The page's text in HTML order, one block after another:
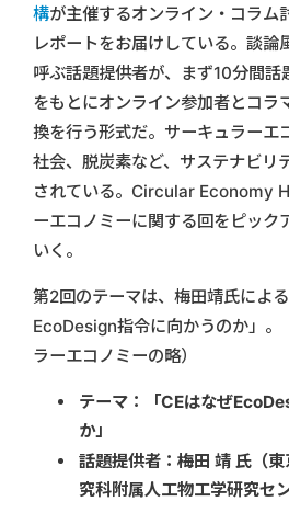
構が主催するオンライン・コラム
レポートをお届けしている。談論
呼ぶ話題提供者が、まず10分間話
をもとにオンライン参加者とコラ
換を行う形式だ。サーキュラーエ
社会、脱炭素など、サステナビリ
されている。Circular Economy
ーエコノミーに関する回をピック
いく。
第2回のテーマは、梅田靖氏によ
EcoDesign指令に向かうのか」。
ラーエコノミーの略）
テーマ：「CEはなぜ
か」
話題提供者：梅田 靖 氏（
究科附属人工物工学研究セ